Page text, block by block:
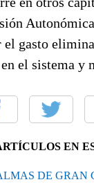
gasto
el sistema y
EN
DE GRAN